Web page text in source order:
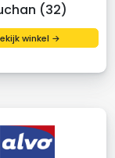
(32)
winkel →